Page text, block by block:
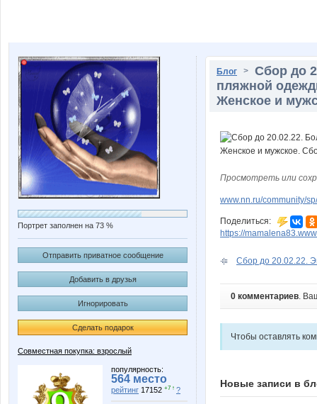
Портрет заполнен на 73 %
Отправить приватное сообщение
Добавить в друзья
Игнорировать
Сделать подарок
Совместная покупка: взрослый
популярность:
564 место
рейтинг 17152 +7 ↑ ?
Блог > Сбор до
пляжной
Женское и
Просмотреть или
www.nn.ru/community/
Поделиться:
https://
Сбор до 20.02.22.
0 комментариев.
Чтобы оставлять
Новые записи в